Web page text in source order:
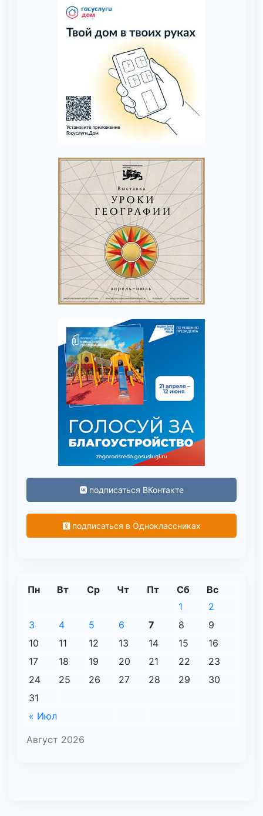
подписаться ВКонтакте
подписаться в Одноклассниках
Август 2026
Пн Вт Ср Чт Пт Сб Вс
« Июл
1
2
3
4 5 6 7 8
9
10
11 12 13 14 15
16
17
18 19 20 21 22
23
24
25 26 27 28 29
30
31